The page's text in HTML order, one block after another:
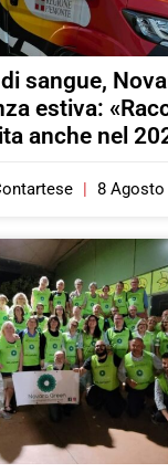
sangue,
estiva:
anche nel
8 Agosto